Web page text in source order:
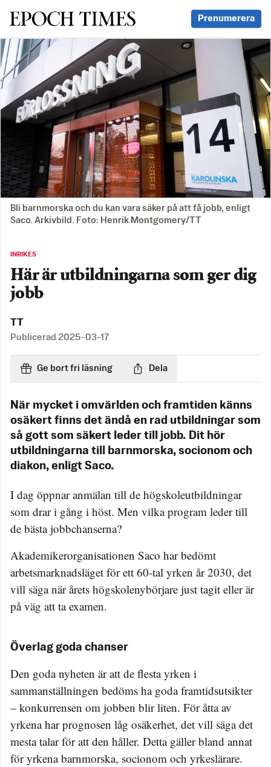
Svenska Epoch Times Prenumerera
Bli barnmorska och du kan vara säker på att få jobb, enligt
Saco. Arkivbild. Foto: Henrik Montgomery/TT
INRIKES
Här är utbildningarna som ger dig
jobb
TT
Publicerad 2025-03-17
Ge bort fri läsning Dela
När mycket i omvärlden och framtiden känns
osäkert finns det ändå en rad utbildningar som
så gott som säkert leder till jobb. Dit hör
utbildningarna till barnmorska, socionom och
diakon, enligt Saco.
I dag öppnar anmälan till de högskoleutbildningar
som drar i gång i höst. Men vilka program leder till
de bästa jobbchanserna?
Akademikerorganisationen Saco har bedömt
arbetsmarknadsläget för ett 60-tal yrken år 2030, det
vill säga när årets högskolenybörjare just tagit eller är
på väg att ta examen.
Överlag goda chanser
Den goda nyheten är att de flesta yrken i
sammanställningen bedöms ha goda framtidsutsikter
– konkurrensen om jobben blir liten. För åtta av
yrkena har prognosen låg osäkerhet, det vill säga det
mesta talar för att den håller. Detta gäller bland annat
för yrkena barnmorska, socionom och yrkeslärare.